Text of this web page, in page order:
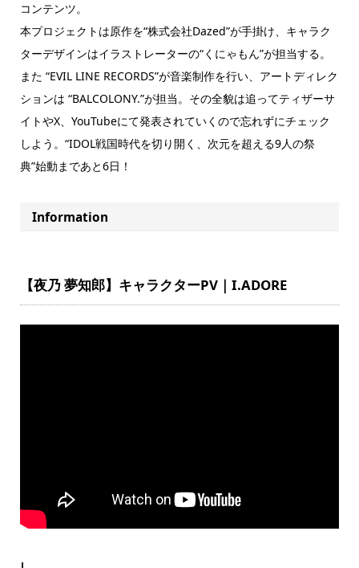
コンテンツ。
本プロジェクトは原作を“株式会社Dazed”が手掛け、キャラク
ターデザインはイラストレーターの“くにゃもん”が担当する。
また “EVIL LINE RECORDS”が音楽制作を行い、アートディレク
ションは “BALCOLONY.”が担当。その全貌は追ってティザーサ
イトやX、YouTubeにて発表されていくので忘れずにチェック
しよう。“IDOL戦国時代を切り開く、次元を超える9人の祭
典”始動まであと6日！
Information
【夜乃 夢知郎】キャラクターPV｜I.ADORE